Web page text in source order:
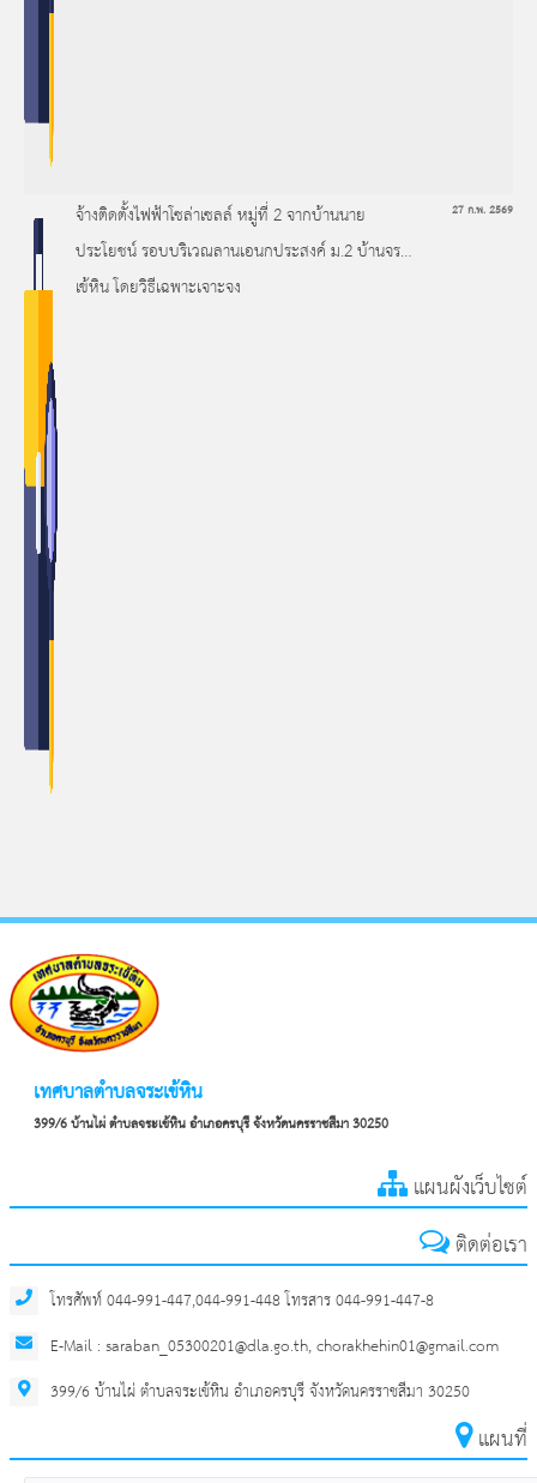
จ้างติดตั้งไฟฟ้าโซล่าเซลล์ หมู่ที่ 2 จากบ้านนาย
ประโยชน์ รอบบริเวณลานเอนกประสงค์ ม.2 บ้านจระ
เข้หิน โดยวิธีเฉพาะเจาะจง
27 ก.พ. 2569
เทศบาลตำบลจระเข้หิน
399/6 บ้านไผ่ ตำบลจระเข้หิน อำเภอครบุรี จังหวัดนครราชสีมา 30250
แผนผังเว็บไซต์
ติดต่อเรา
โทรศัพท์ 044-991-447,044-991-448 โทรสาร 044-991-447-8
E-Mail : saraban_05300201@dla.go.th, chorakhehin01@gmail.com
399/6 บ้านไผ่ ตำบลจระเข้หิน อำเภอครบุรี จังหวัดนครราชสีมา 30250
แผนที่